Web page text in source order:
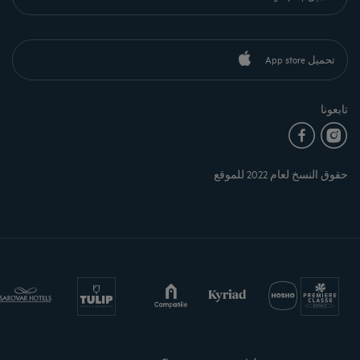
تحميل App store
تابعونا
حقوق النسخ لعام 2022 للموقع